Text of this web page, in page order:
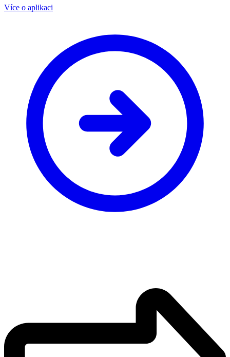
Více o aplikaci